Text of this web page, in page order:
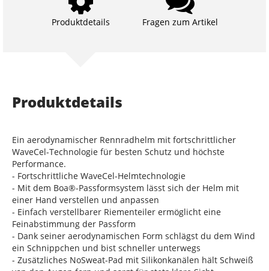
Produktdetails Fragen zum Artikel
Produktdetails
Ein aerodynamischer Rennradhelm mit fortschrittlicher
WaveCel-Technologie für besten Schutz und höchste
Performance.
- Fortschrittliche WaveCel-Helmtechnologie
- Mit dem Boa®-Passformsystem lässt sich der Helm mit
einer Hand verstellen und anpassen
- Einfach verstellbarer Riementeiler ermöglicht eine
Feinabstimmung der Passform
- Dank seiner aerodynamischen Form schlägst du dem Wind
ein Schnippchen und bist schneller unterwegs
- Zusätzliches NoSweat-Pad mit Silikonkanälen hält Schweiß